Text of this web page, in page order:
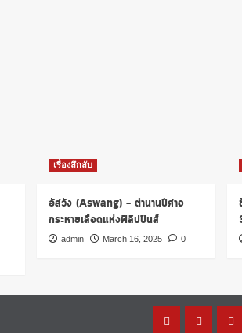
เรื่องลึกลับ
อัสวัง (Aswang) – ตำนานปีศาจ
กระหายเลือดแห่งฟิลิปปินส์
admin March 16, 2025 0
Home โปร เรื่อง